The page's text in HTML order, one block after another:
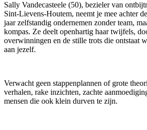
Sally Vandecasteele (50), bezieler van
Sint-Lievens-Houtem, neemt je mee achter
jaar zelfstandig ondernemen zonder team,
kompas. Ze deelt openhartig haar twijfels,
overwinningen en de stille trots die ontstaat
aan jezelf.
Verwacht geen stappenplannen of grote
verhalen, rake inzichten, zachte
mensen die ook klein durven te zijn.